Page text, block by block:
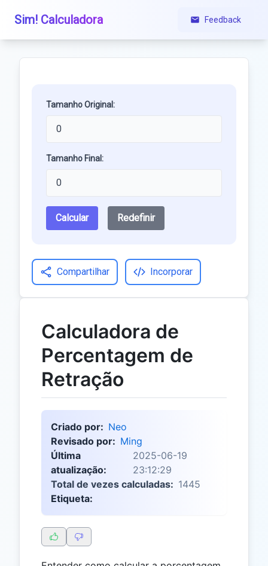
Sim! Calculadora Feedback
Tamanho Original:
Tamanho Final:
Calcular Redefinir
Compartilhar Incorporar
Calculadora de
Percentagem de
Retração
Criado por: Neo
Revisado por: Ming
Última
atualização:
2025-06-19
23:12:29
Total de vezes calculadas: 1445
Etiqueta: